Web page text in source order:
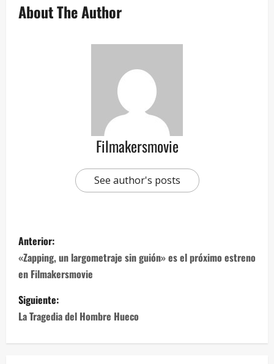
About The Author
Filmakersmovie
See author's posts
Anterior:
«Zapping, un largometraje sin guión» es el próximo estreno
en Filmakersmovie
Siguiente:
La Tragedia del Hombre Hueco